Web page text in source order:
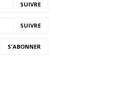
SUIVRE
SUIVRE
S'ABONNER